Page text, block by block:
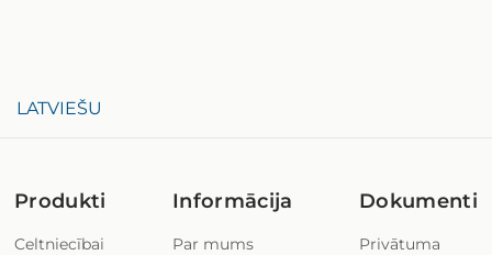
LATVIEŠU
Produkti
Celtniecībai
Informācija
Par mums
Dokumenti
Privātuma